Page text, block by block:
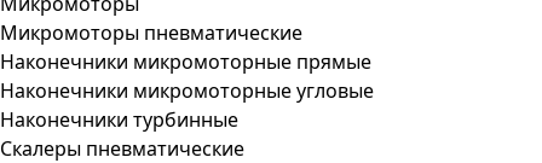
Микромоторы пневматические
Наконечники микромоторные прямые
Наконечники микромоторные угловые
Наконечники турбинные
Скалеры пневматические